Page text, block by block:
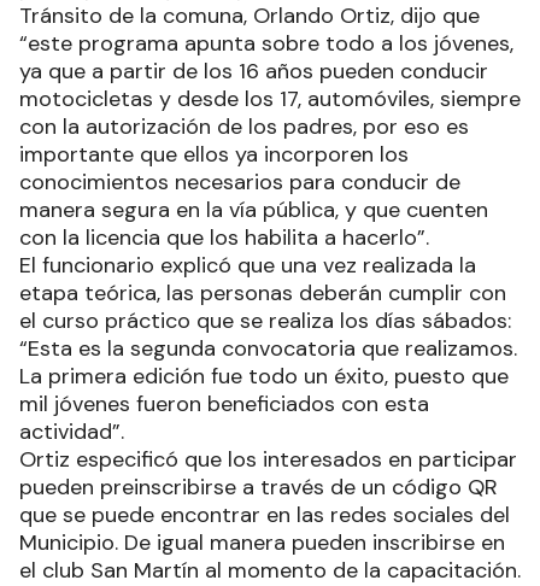
Tránsito de la comuna, Orlando Ortiz, dijo que
“este programa apunta sobre todo a los jóvenes,
ya que a partir de los 16 años pueden conducir
motocicletas y desde los 17, automóviles, siempre
con la autorización de los padres, por eso es
importante que ellos ya incorporen los
conocimientos necesarios para conducir de
manera segura en la vía pública, y que cuenten
con la licencia que los habilita a hacerlo”.
El funcionario explicó que una vez realizada la
etapa teórica, las personas deberán cumplir con
el curso práctico que se realiza los días sábados:
“Esta es la segunda convocatoria que realizamos.
La primera edición fue todo un éxito, puesto que
mil jóvenes fueron beneficiados con esta
actividad”.
Ortiz especificó que los interesados en participar
pueden preinscribirse a través de un código QR
que se puede encontrar en las redes sociales del
Municipio. De igual manera pueden inscribirse en
el club San Martín al momento de la capacitación.